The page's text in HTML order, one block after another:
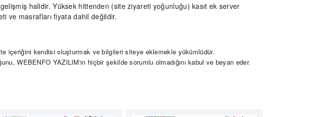
halidir. Yüksek hittenden (site ziyareti yoğunluğu) kasıt ek server
ve masrafları fiyata dahil değildir.
içeriğini kendisi oluşturmak ve bilgileri siteye eklemekle yükümlüdür.
WEBENFO YAZILIM'ın hiçbir şekilde sorumlu olmadığını kabul ve beyan eder.